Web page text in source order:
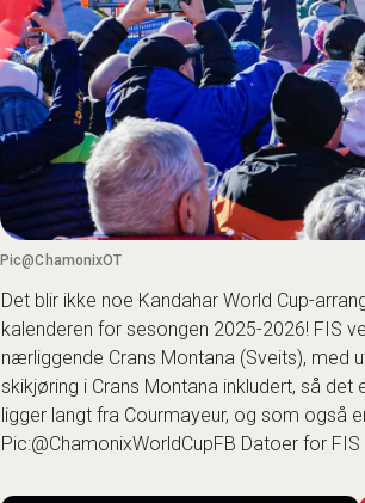
Pic@ChamonixOT
Det blir ikke noe Kandahar World Cup-
kalenderen for sesongen 2025-2026! FIS
nærliggende Crans Montana (Sveits), med
skikjøring i Crans Montana inkludert, så det
ligger langt fra Courmayeur, og som også
Pic:@ChamonixWorldCupFB Datoer for